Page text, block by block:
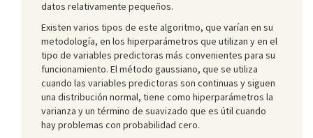
datos relativamente pequeños.
Existen varios tipos de este algoritmo, que varían en su
metodología, en los hiperparámetros que utilizan y en el
tipo de variables predictoras más convenientes para su
funcionamiento. El método gaussiano, que se utiliza
cuando las variables predictoras son continuas y siguen
una distribución normal, tiene como hiperparámetros la
varianza y un término de suavizado que es útil cuando
hay problemas con probabilidad cero.